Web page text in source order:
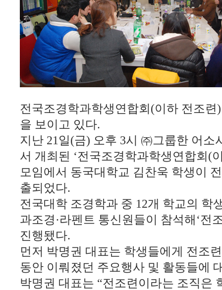
전국조경학과학생연합회 (이하 전조련)
을 보이고 있다.
지난 21 일(금) 오후 3시 ㈜그룹한 어소
서 개최된 ‘전국조경학과학생연합회 (
모임에서 동국대학교 김찬욱 학생이
출되었다.
전국대학 조경학과 중 12개 학교의 학
과조경·라펜트 통신원들이 참석해 ‘전
진행됐다.
먼저 박명권 대표는 학생들에게 전조
동안 이뤄졌던 주요행사 및 활동들에
박명권 대표는 “전조련이라는 조직은